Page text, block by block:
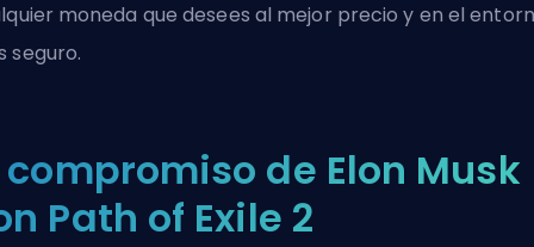
moneda que desees al mejor precio y en el
seguro.
compromiso de Elon Musk
Path of Exile 2